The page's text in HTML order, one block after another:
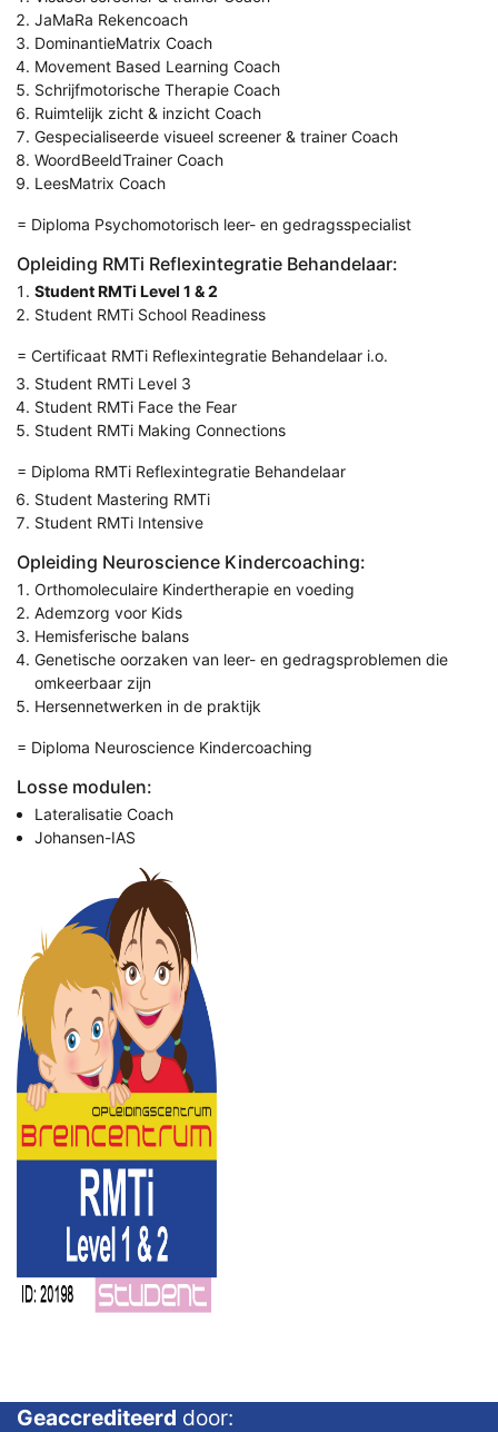
JaMaRa Rekencoach
DominantieMatrix Coach
Movement Based Learning Coach
Schrijfmotorische Therapie Coach
Ruimtelijk zicht & inzicht Coach
Gespecialiseerde visueel screener & trainer Coach
WoordBeeldTrainer Coach
LeesMatrix Coach
= Diploma Psychomotorisch leer- en gedragsspecialist
Opleiding RMTi Reflexintegratie Behandelaar:
Student RMTi Level 1 & 2
Student RMTi School Readiness
= Certificaat RMTi Reflexintegratie Behandelaar i.o.
Student RMTi Level 3
Student RMTi Face the Fear
Student RMTi Making Connections
= Diploma RMTi Reflexintegratie Behandelaar
Student Mastering RMTi
Student RMTi Intensive
Opleiding Neuroscience Kindercoaching:
Orthomoleculaire Kindertherapie en voeding
Ademzorg voor Kids
Hemisferische balans
Genetische oorzaken van leer- en gedragsproblemen die
omkeerbaar zijn
Hersennetwerken in de praktijk
= Diploma Neuroscience Kindercoaching
Losse modulen:
Lateralisatie Coach
Johansen-IAS
Geaccrediteerd door: